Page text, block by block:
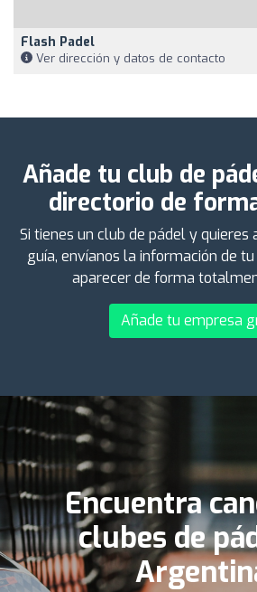
Flash Padel
Ver dirección y datos de contacto
Añade tu club de
directorio de
Si tienes un club de pádel y quieres
guía, envíanos la información de
aparecer de forma
Añade tu empresa
Encuentra
clubes de